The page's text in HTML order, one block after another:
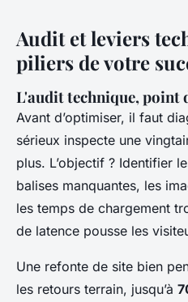
Audit et leviers
piliers de votre
L'audit technique, point
Avant d’optimiser, il faut
sérieux inspecte une
plus. L’objectif ? Identifier
balises manquantes, les
les temps de chargement
de latence pousse les
Une refonte de site bien
les retours terrain, jusqu’à